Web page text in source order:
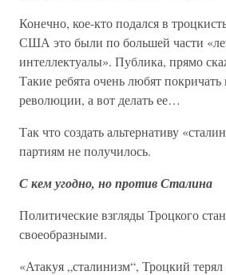
Конечно, кое-кто подался в
США это были по большей части
интеллектуалы». Публика, прямо
Такие ребята очень любят
революции, а вот делать ее…
Так что создать альтернативу
партиям не получилось.
С кем угодно, но против Сталина
Политические взгляды Троцкого
своеобразными.
«Атакуя „сталинизм“, Троцкий